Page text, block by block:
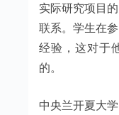
实际研究项目
联系。学生在
经验，这对于
的。
中央兰开夏大